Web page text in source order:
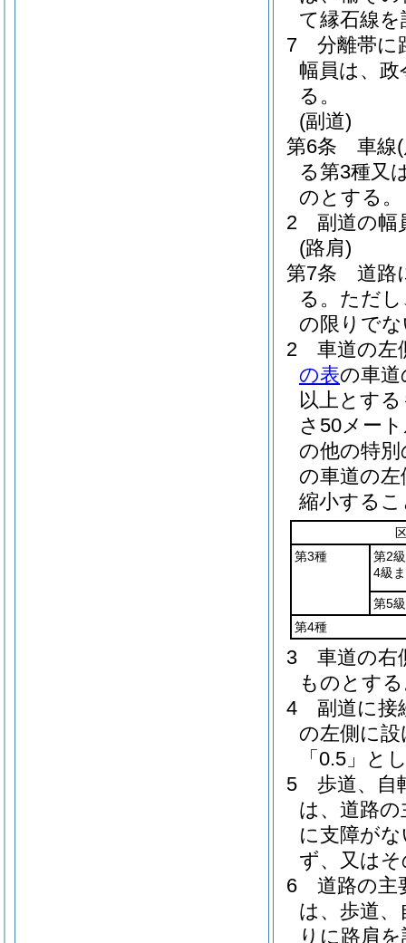
て縁石線
7
分離帯に
幅員は、
る。
(副道)
第6条
車線
る第3種又
のとする。
2
副道の幅
(路肩)
第7条
道路
る。 ただ
の限りで
2
車道の左
の表の車
以上とす
さ50メー
の他の特
の車道の
縮小する
第3種
第2
4級
第5級
第4種
3
車道の右
ものとす
4
副道に接
の左側に
「0.5」と
5
歩道、自
は、道路
に支障が
ず、又は
6
道路の主
は、歩道
りに路肩